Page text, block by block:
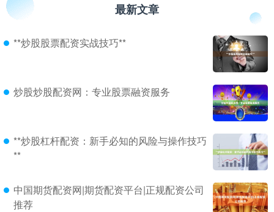
最新文章
**炒股股票配资实战技巧**
炒股炒股配资网：专业股票融资服务
**炒股杠杆配资：新手必知的风险与操作技巧
**
中国期货配资网|期货配资平台|正规配资公司
推荐